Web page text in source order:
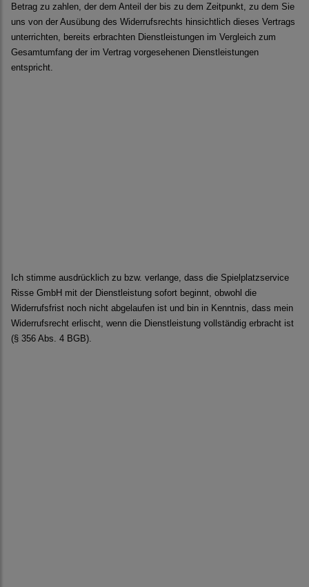
Betrag zu zahlen, der dem Anteil der bis zu dem Zeitpunkt, zu dem Sie
uns von der Ausübung des Widerrufsrechts hinsichtlich dieses Vertrags
unterrichten, bereits erbrachten Dienstleistungen im Vergleich zum
Gesamtumfang der im Vertrag vorgesehenen Dienstleistungen
entspricht.
Ich stimme ausdrücklich zu bzw. verlange, dass die Spielplatzservice
Risse GmbH mit der Dienstleistung sofort beginnt, obwohl die
Widerrufsfrist noch nicht abgelaufen ist und bin in Kenntnis, dass mein
Widerrufsrecht erlischt, wenn die Dienstleistung vollständig erbracht ist
(§ 356 Abs. 4 BGB).